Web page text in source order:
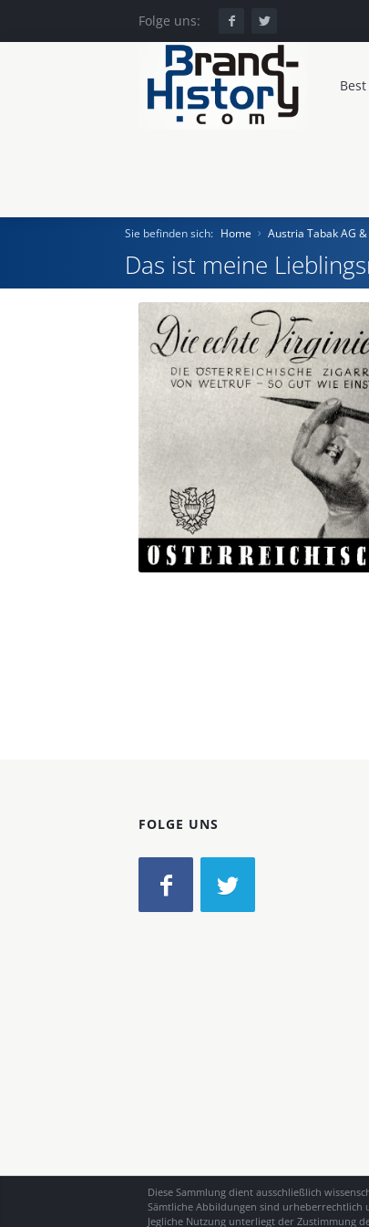
Folge uns:
Home
Einst und Heute
Marken
Sie befinden sich: Home Austria Tabak AG &
Das ist meine
FOLGE UNS
Diese Sammlung dient ausschließlich
Sämtliche Abbildungen sind urheberrechtlich
Jegliche Nutzung unterliegt der Zustimmung